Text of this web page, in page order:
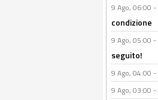
9 Ago, 06:00 -
condizione
9 Ago, 05:00 -
seguito!
9 Ago, 04:00 -
9 Ago, 03:00 -